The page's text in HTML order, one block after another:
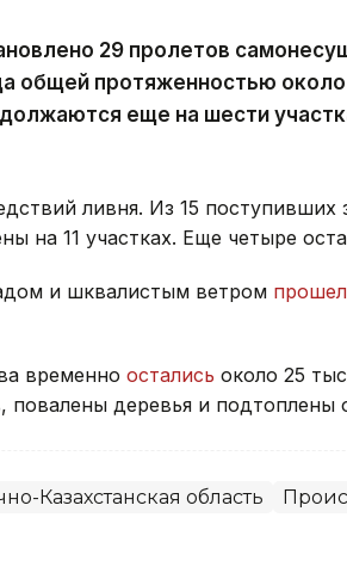
29 пролетов
общей протяженностью около
еще на шести
ливня. Из 15 поступивших
на 11 участках. Еще четыре
и шквалистым ветром прошел
временно остались около 25
деревья и подтоплены
Казахстанская область